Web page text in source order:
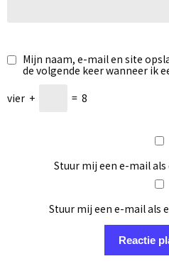
Mijn naam, e-mail en site
de volgende keer wanneer ik
vier + = 8
Stuur mij een e-mail
Stuur mij een e-mail als